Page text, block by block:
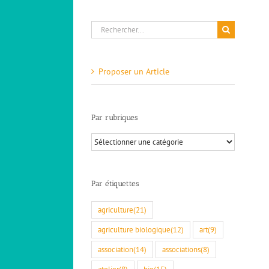
Les activités sportives à Bourdeaux et
Rechercher:
Proposer un Article
Par rubriques
Par
rubriques
Par étiquettes
agriculture(21)
agriculture biologique(12) art(9)
association(14) associations(8)